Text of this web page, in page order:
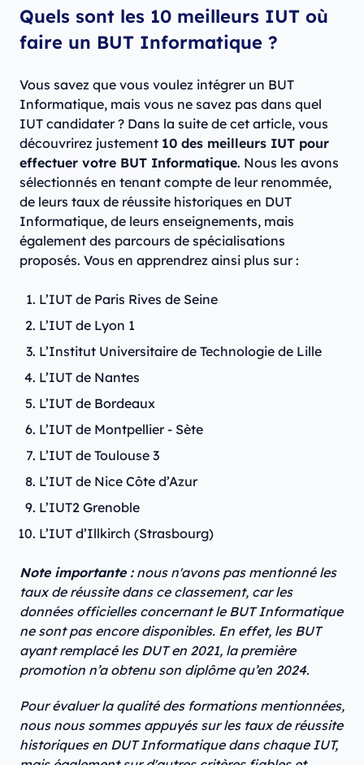
Quels sont les 10 meilleurs IUT où
faire un BUT Informatique ?
Vous savez que vous voulez intégrer un BUT
Informatique, mais vous ne savez pas dans quel
IUT candidater ? Dans la suite de cet article, vous
découvrirez justement 10 des meilleurs IUT pour
effectuer votre BUT Informatique. Nous les avons
sélectionnés en tenant compte de leur renommée,
de leurs taux de réussite historiques en DUT
Informatique, de leurs enseignements, mais
également des parcours de spécialisations
proposés. Vous en apprendrez ainsi plus sur :
L’IUT de Paris Rives de Seine
L’IUT de Lyon 1
L’Institut Universitaire de Technologie de Lille
L’IUT de Nantes
L’IUT de Bordeaux
L’IUT de Montpellier - Sète
L’IUT de Toulouse 3
L’IUT de Nice Côte d’Azur
L’IUT2 Grenoble
L’IUT d’Illkirch (Strasbourg)
Note importante :nous n'avons pas mentionné les
taux de réussite dans ce classement, car les
données officielles concernant le BUT Informatique
ne sont pas encore disponibles. En effet, les BUT
ayant remplacé les DUT en 2021, la première
promotion n’a obtenu son diplôme qu’en 2024.
Pour évaluer la qualité des formations mentionnées,
nous nous sommes appuyés sur les taux de réussite
historiques en DUT Informatique dans chaque IUT,